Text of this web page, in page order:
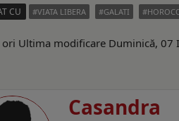
CU VIATA LIBERA GALATI
ori Ultima modificare Duminică, 07
Casandra